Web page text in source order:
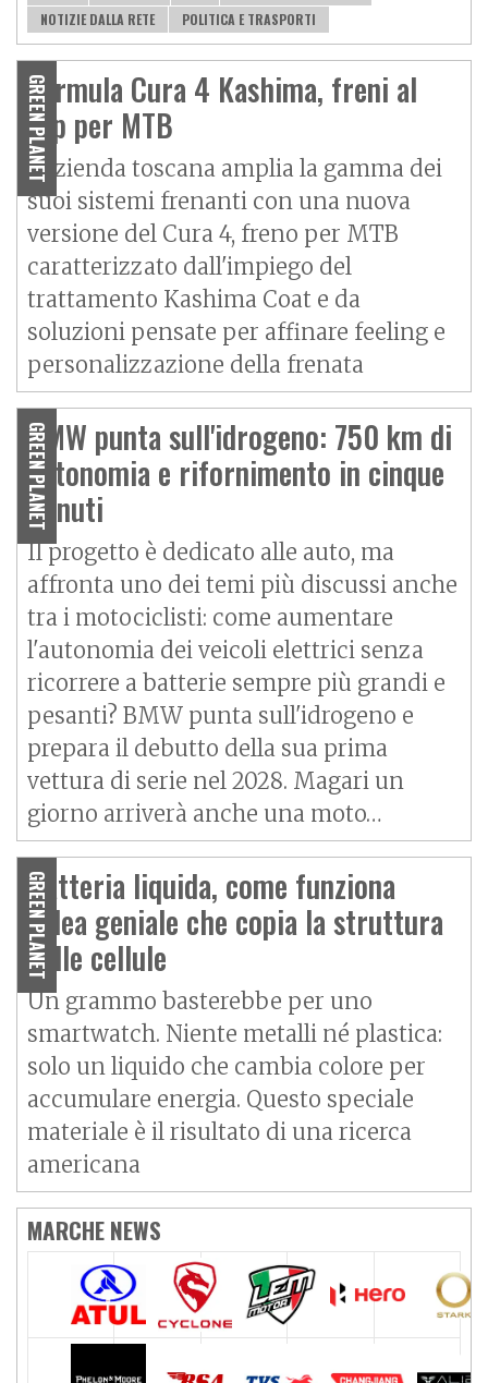
NOTIZIE DALLA RETE
POLITICA E TRASPORTI
GREEN PLANET
Formula Cura 4 Kashima, freni al
top per MTB
L'azienda toscana amplia la gamma dei
suoi sistemi frenanti con una nuova
versione del Cura 4, freno per MTB
caratterizzato dall'impiego del
trattamento Kashima Coat e da
soluzioni pensate per affinare feeling e
personalizzazione della frenata
GREEN PLANET
BMW punta sull'idrogeno: 750 km di
autonomia e rifornimento in cinque
minuti
Il progetto è dedicato alle auto, ma
affronta uno dei temi più discussi anche
tra i motociclisti: come aumentare
l'autonomia dei veicoli elettrici senza
ricorrere a batterie sempre più grandi e
pesanti? BMW punta sull'idrogeno e
prepara il debutto della sua prima
vettura di serie nel 2028. Magari un
giorno arriverà anche una moto…
GREEN PLANET
Batteria liquida, come funziona
l'idea geniale che copia la struttura
delle cellule
Un grammo basterebbe per uno
smartwatch. Niente metalli né plastica:
solo un liquido che cambia colore per
accumulare energia. Questo speciale
materiale è il risultato di una ricerca
americana
MARCHE NEWS